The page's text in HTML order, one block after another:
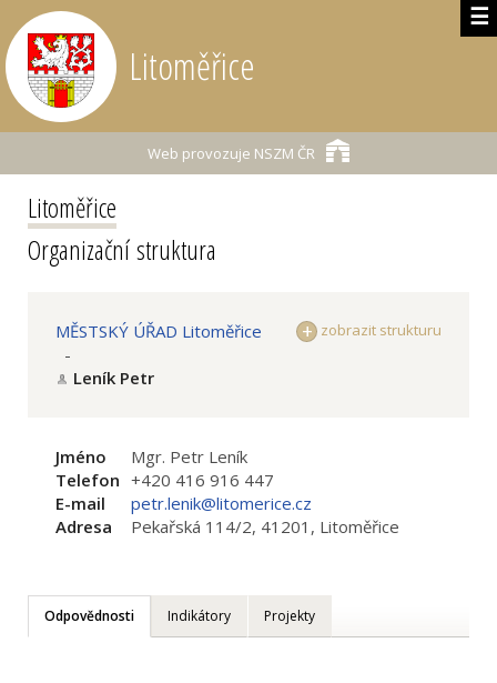
☰
Litoměřice
Web provozuje NSZM ČR
Litoměřice
Organizační struktura
zobrazit strukturu
MĚSTSKÝ ÚŘAD Litoměřice
-
Leník Petr
Jméno
Mgr. Petr Leník
Telefon +420 416 916 447
E-mail
petr.lenik@litomerice.cz
Adresa
Pekařská 114/2, 41201, Litoměřice
Odpovědnosti Indikátory Projekty